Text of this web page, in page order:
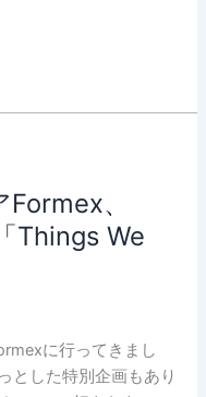
、
Things We
に行ってきまし
とした特別企画もあり